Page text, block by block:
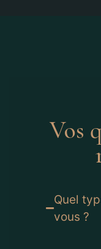
Vos
Quel
vous ?